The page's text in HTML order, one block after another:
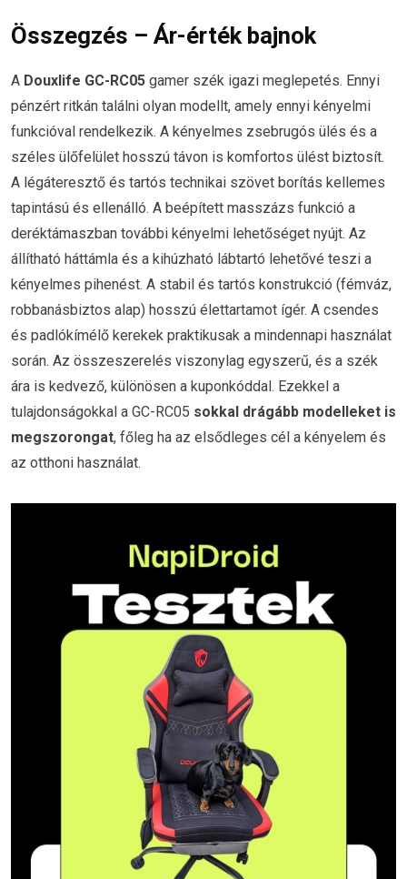
Összegzés – Ár-érték bajnok
A Douxlife GC-RC05 gamer szék igazi meglepetés. Ennyi
pénzért ritkán találni olyan modellt, amely ennyi kényelmi
funkcióval rendelkezik. A kényelmes zsebrugós ülés és a
széles ülőfelület hosszú távon is komfortos ülést biztosít.
A légáteresztő és tartós technikai szövet borítás kellemes
tapintású és ellenálló. A beépített masszázs funkció a
deréktámaszban további kényelmi lehetőséget nyújt. Az
állítható háttámla és a kihúzható lábtartó lehetővé teszi a
kényelmes pihenést. A stabil és tartós konstrukció (fémváz,
robbanásbiztos alap) hosszú élettartamot ígér. A csendes
és padlókímélő kerekek praktikusak a mindennapi használat
során. Az összeszerelés viszonylag egyszerű, és a szék
ára is kedvező, különösen a kuponkóddal. Ezekkel a
tulajdonságokkal a GC-RC05 sokkal drágább modelleket is
megszorongat, főleg ha az elsődleges cél a kényelem és
az otthoni használat.